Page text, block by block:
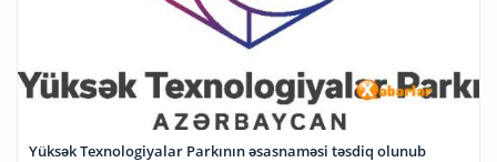
Yüksək Texnologiyalar Parkının əsasnaməsi təsdiq olunub